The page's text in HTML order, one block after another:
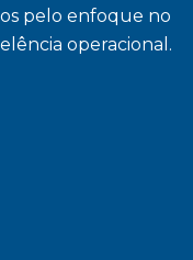
pelo enfoque no
operacional.